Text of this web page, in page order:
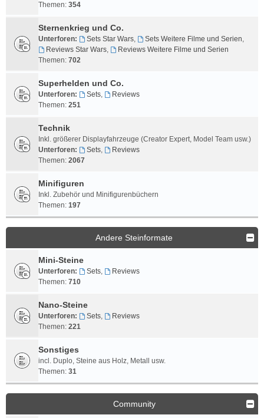
Themen: 354
Sternenkrieg und Co.
Unterforen: Sets Star Wars, Sets Weitere Filme und Serien,
Reviews Star Wars,
Reviews Weitere Filme und Serien
Themen: 702
Superhelden und Co.
Unterforen: Sets,
Reviews
Themen: 251
Technik
Inkl. größerer Displayfahrzeuge (Creator Expert, Model Team usw.)
Unterforen:
Sets,
Reviews
Themen: 2067
Minifiguren
Inkl. Zubehör und Minifigurenbüchern
Themen: 197
Andere Steinformate
Mini-Steine
Unterforen: Sets,
Reviews
Themen: 710
Nano-Steine
Unterforen: Sets,
Reviews
Themen: 221
Sonstiges
incl. Duplo, Steine aus Holz, Metall usw.
Themen: 31
Community